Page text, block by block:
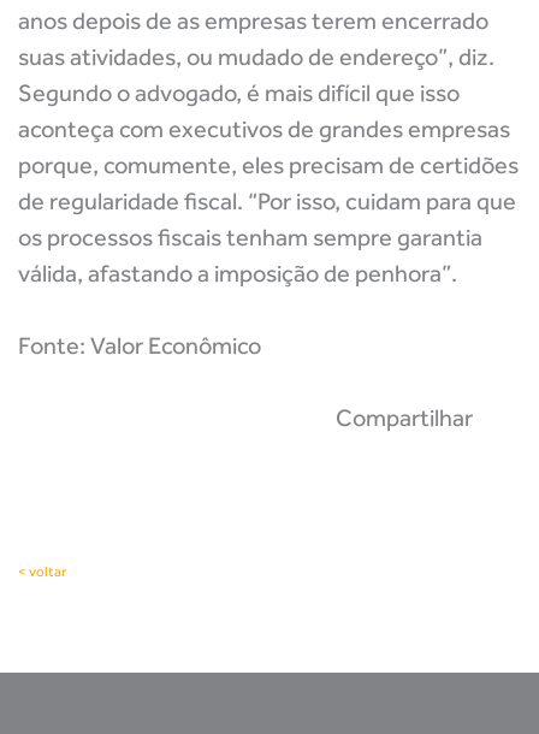
anos depois de as empresas terem encerrado
suas atividades, ou mudado de endereço”, diz.
Segundo o advogado, é mais difícil que isso
aconteça com executivos de grandes empresas
porque, comumente, eles precisam de certidões
de regularidade fiscal. “Por isso, cuidam para que
os processos fiscais tenham sempre garantia
válida, afastando a imposição de penhora”.
Fonte: Valor Econômico
Compartilhar
< voltar